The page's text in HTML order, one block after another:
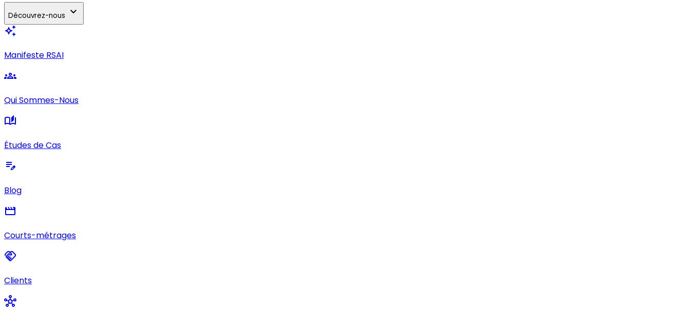
Découvrez-nous expand_more
auto_awesome
Manifeste RSAI
groups
Qui Sommes-Nous
auto_stories
Études de Cas
edit_note
Blog
movie
Courts-métrages
handshake
Clients
hub